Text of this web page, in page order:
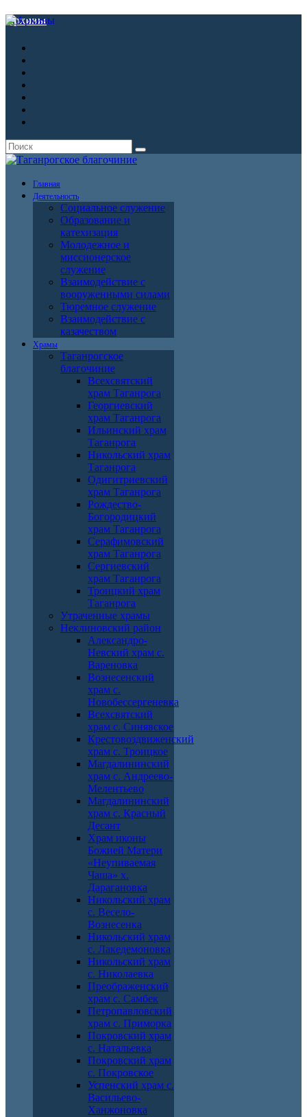
Архивы
Главная
Деятельность
Социальное служение
Образование и
катехизация
Молодежное и
миссионерское
служение
Взаимодействие с
вооруженными силами
Тюремное служение
Взаимодействие с
казачеством
Храмы
Таганрогское
благочиние
Всехсвятский
храм Таганрога
Георгиевский
храм Таганрога
Ильинский храм
Таганрога
Никольский храм
Таганрога
Одигитриевский
храм Таганрога
Рождество-
Богородицкий
храм Таганрога
Серафимовский
храм Таганрога
Сергиевский
храм Таганрога
Троицкий храм
Таганрога
Утраченные храмы
Неклиновский район
Александро-
Невский храм с.
Вареновка
Вознесенский
храм с.
Новобессергеневка
Всехсвятский
храм с. Синявское
Крестовоздвиженский
храм с. Троицкое
Магдалининский
храм с. Андреево-
Мелентьево
Магдалининский
храм с. Красный
Десант
Храм иконы
Божией Матери
«Неупиваемая
Чаша» х.
Дарагановка
Никольский храм
с. Весело-
Вознесенка
Никольский храм
с. Лакедемоновка
Никольский храм
с. Николаевка
Преображенский
храм с. Самбек
Петропавловский
храм с. Приморка
Покровский храм
с. Натальевка
Покровский храм
с. Покровское
Успенский храм с.
Васильево-
Ханжоновка